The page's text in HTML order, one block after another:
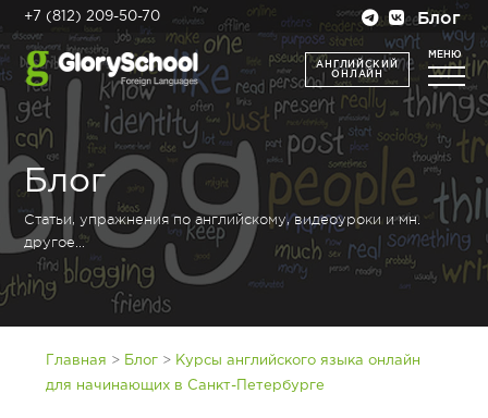
+7 (812) 209-50-70 Блог
АНГЛИЙСКИЙ
ОНЛАЙН
МЕНЮ
Блог
Статьи, упражнения по английскому, видеоуроки и мн.
другое...
Главная > Блог > Курсы английского языка онлайн
для начинающих в Санкт-Петербурге